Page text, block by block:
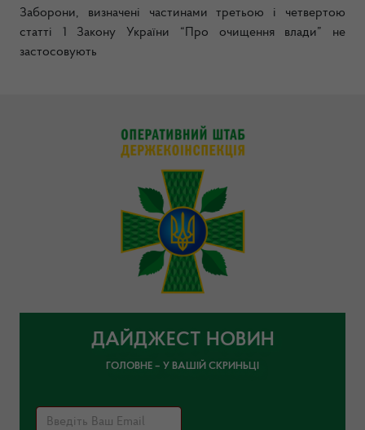
Заборони, визначені частинами третьою і четвертою
статті 1 Закону України “Про очищення влади” не
застосовують
ДАЙДЖЕСТ НОВИН
ГОЛОВНЕ – У ВАШІЙ СКРИНЬЦІ